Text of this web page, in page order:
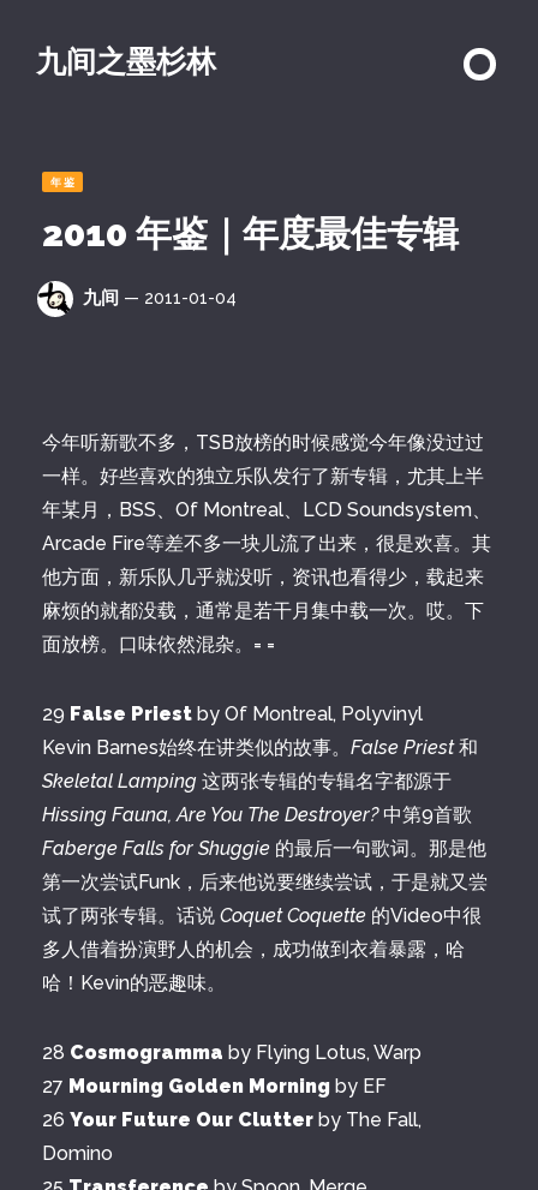
九间之墨杉林
年鉴
2010 年鉴｜年度最佳专辑
九间 — 2011-01-04
今年听新歌不多，TSB放榜的时候感觉今年像没过过
一样。好些喜欢的独立乐队发行了新专辑，尤其上半
年某月，BSS、Of Montreal、LCD Soundsystem、
Arcade Fire等差不多一块儿流了出来，很是欢喜。其
他方面，新乐队几乎就没听，资讯也看得少，载起来
麻烦的就都没载，通常是若干月集中载一次。哎。下
面放榜。口味依然混杂。= =
29 False Priest by Of Montreal, Polyvinyl
Kevin Barnes始终在讲类似的故事。 False Priest和
Skeletal Lamping 这两张专辑的专辑名字都源于
Hissing Fauna, Are You The Destroyer?中第9首歌
Faberge Falls for Shuggie 的最后一句歌词。那是他
第一次尝试Funk，后来他说要继续尝试，于是就又尝
试了两张专辑。话说 Coquet Coquette 的Video中很
多人借着扮演野人的机会，成功做到衣着暴露，哈
哈！Kevin的恶趣味。
28 Cosmogramma by Flying Lotus, Warp
27 Mourning Golden Morning by EF
26 Your Future Our Clutter by The Fall,
Domino